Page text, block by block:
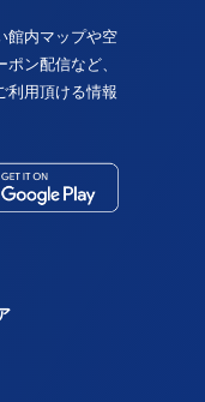
館内マップや空
ン配信など、
利用頂ける情報